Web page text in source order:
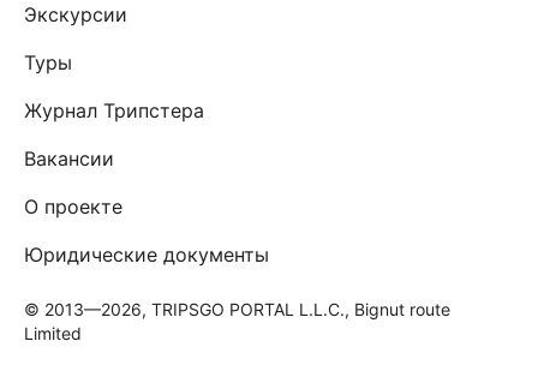
Экскурсии
Туры
Журнал Трипстера
Вакансии
О проекте
Юридические документы
© 2013—2026, TRIPSGO PORTAL L.L.C., Bignut route
Limited